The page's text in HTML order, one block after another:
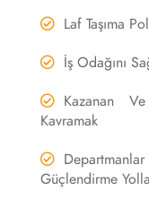
Laf Taşıma
İş Odağını
Kazanan
Kavramak
Güçlendirme